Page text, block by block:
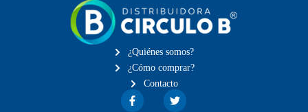
¿Quiénes somos?
¿Cómo comprar?
Contacto